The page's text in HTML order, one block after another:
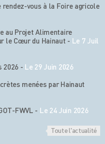
rendez-vous à la Foire agricole
au Projet Alimentaire
le Cœur du Hainaut - Le 7 Juil
2026 - Le 29 Juin 2026
menées par Hainaut
FWVL - Le 24 Juin 2026
Toute l'actualité